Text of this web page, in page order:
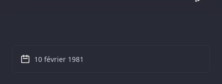
10 février 1981